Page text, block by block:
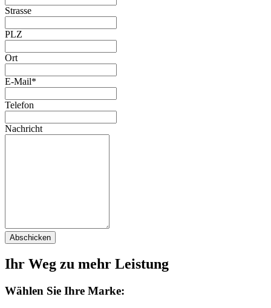
Strasse
PLZ
Ort
E-Mail*
Telefon
Nachricht
Abschicken
Ihr Weg zu mehr Leistung
Wählen Sie Ihre Marke: